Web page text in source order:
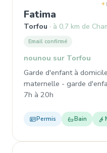
Fatima , Garde
Torfou à 0,7 km de
Email confirmé
nounou sur Torfou
Garde d'enfant à
maternelle - garde
7h à 20h
Permis Bain